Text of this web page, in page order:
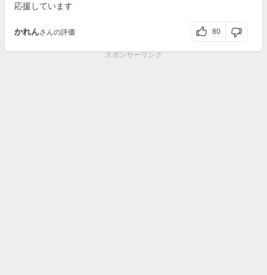
応援しています
かれんさんの評価 80
スポンサーリンク